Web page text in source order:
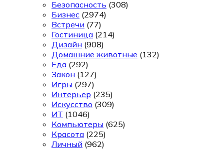
Безопасность (308)
Бизнес (2974)
Встречи (77)
Гостиница (214)
Дизайн (908)
Домашние животные (132)
Еда (292)
Закон (127)
Игры (297)
Интерьер (235)
Искусство (309)
ИТ (1046)
Компьютеры (625)
Красота (225)
Личный (962)